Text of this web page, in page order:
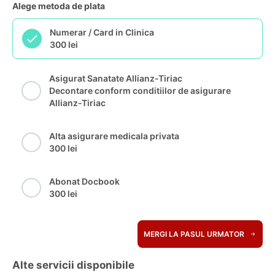
Alege metoda de plata
Numerar / Card in Clinica
300 lei
Asigurat Sanatate Allianz-Tiriac
Decontare conform conditiilor de asigurare
Allianz-Tiriac
Alta asigurare medicala privata
300 lei
Abonat Docbook
300 lei
MERGI LA PASUL URMATOR
Alte servicii disponibile